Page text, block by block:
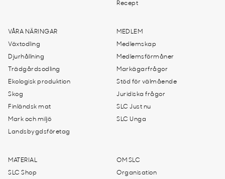
Recept
VÅRA NÄRINGAR
Växtodling
Djurhållning
Trädgårdsodling
Ekologisk produktion
Skog
Finländsk mat
Mark och miljö
Landsbygdsföretag
MEDLEM
Medlemskap
Medlemsförmåner
Markägarfrågor
Stöd för välmående
Juridiska frågor
SLC Just nu
SLC Unga
MATERIAL
SLC Shop
OM SLC
Organisation